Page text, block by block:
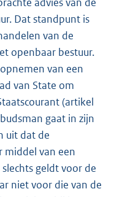
Dat standpunt is
van de
openbaar bestuur.
van een
van State om
(artikel
gaat in zijn
uit dat de
middel van een
geldt voor de
niet voor die van de